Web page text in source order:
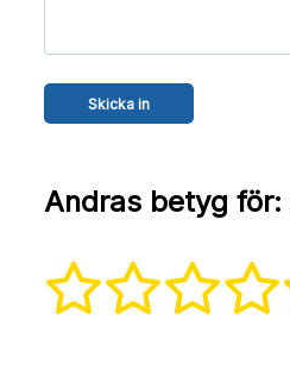
Andras betyg för: